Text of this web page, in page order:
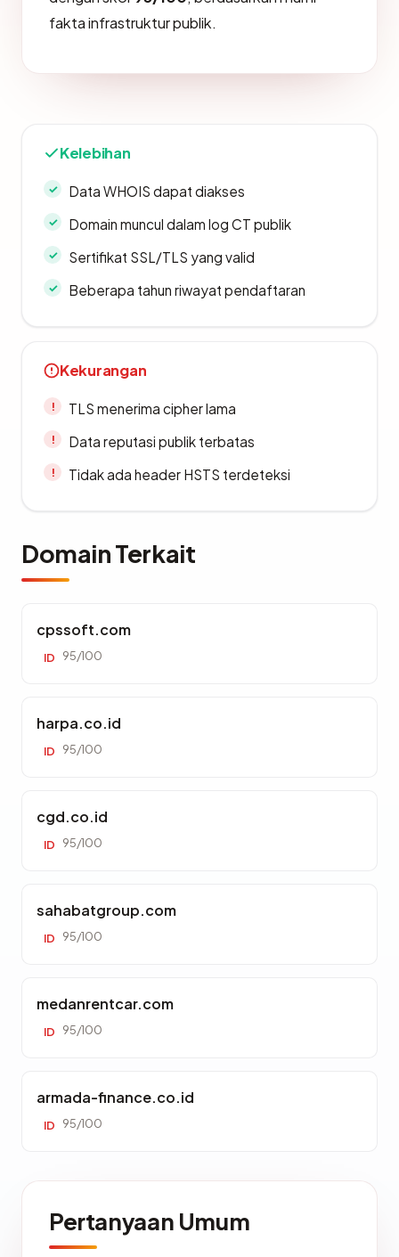
fakta infrastruktur publik.
Kelebihan
Data WHOIS dapat diakses
Domain muncul dalam log CT publik
Sertifikat SSL/TLS yang valid
Beberapa tahun riwayat pendaftaran
Kekurangan
TLS menerima cipher lama
Data reputasi publik terbatas
Tidak ada header HSTS terdeteksi
Domain Terkait
cpssoft.com
ID 95/100
harpa.co.id
ID 95/100
cgd.co.id
ID 95/100
sahabatgroup.com
ID 95/100
medanrentcar.com
ID 95/100
armada-finance.co.id
ID 95/100
Pertanyaan Umum